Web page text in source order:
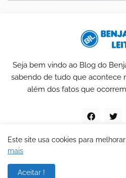
Seja bem vindo ao Blog do
sabendo de tudo que acontece
além dos fatos que
Este site usa cookies para
mais
Aceitar !